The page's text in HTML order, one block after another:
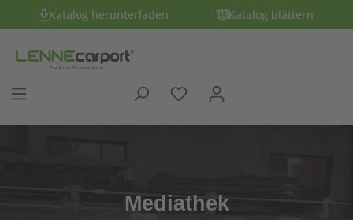
Katalog herunterladen Katalog blättern
Mediathek